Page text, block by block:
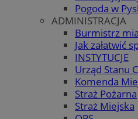
Pogoda w
ADMINISTRACJA
Burmistrz
Jak załatwić
INSTYTUCJE
Urząd Stanu
Komenda
Straż Pożarna
Straż Miejska